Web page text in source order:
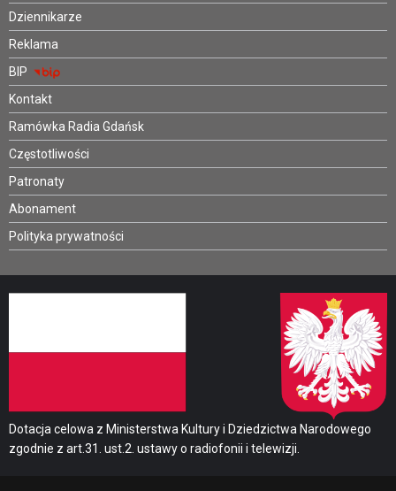
Dziennikarze
Reklama
BIP
Kontakt
Ramówka Radia Gdańsk
Częstotliwości
Patronaty
Abonament
Polityka prywatności
Dotacja celowa z Ministerstwa Kultury i Dziedzictwa Narodowego
zgodnie z art.31. ust.2. ustawy o radiofonii i telewizji.